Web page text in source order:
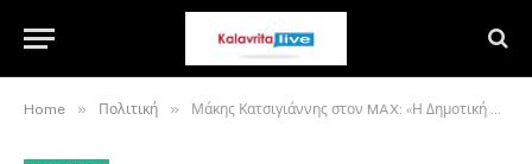
Home » Πολιτική » Μάκης Κατσιγιάννης στον MAX: «Η Δημοτική Αρχή εξυπηρετεί τα συμφερόντα του ΚΚΕ, θέλει φτωχή την Πάτρα» (Ηχητικό)